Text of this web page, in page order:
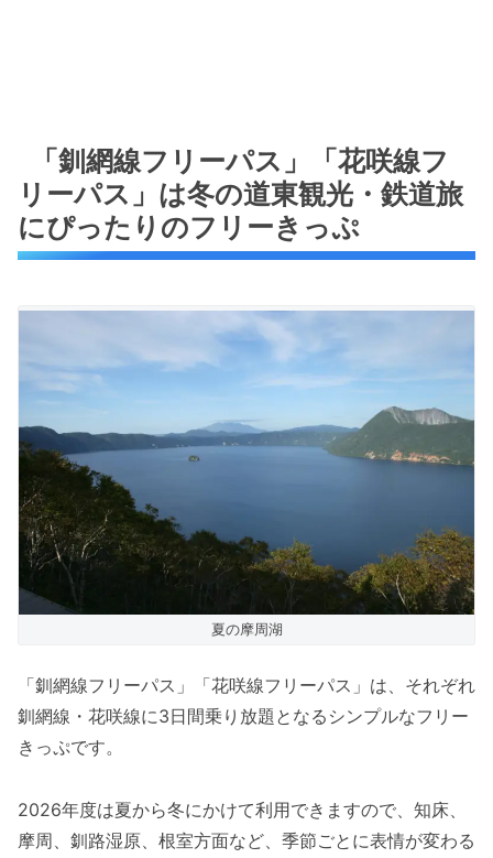
「釧網線フリーパス」「花咲線フ
リーパス」は冬の道東観光・鉄道旅
にぴったりのフリーきっぷ
夏の摩周湖
「釧網線フリーパス」「花咲線フリーパス」は、それぞれ
釧網線・花咲線に3日間乗り放題となるシンプルなフリー
きっぷです。
2026年度は夏から冬にかけて利用できますので、知床、
摩周、釧路湿原、根室方面など、季節ごとに表情が変わる